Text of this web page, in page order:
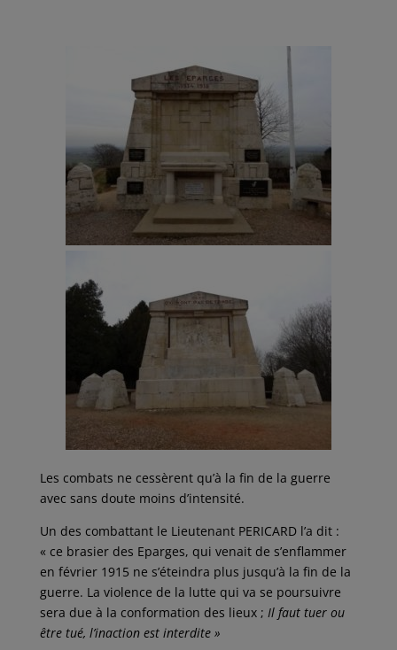
Les combats ne cessèrent qu’à la fin de la guerre
avec sans doute moins d’intensité.
Un des combattant le Lieutenant PERICARD l’a dit :
« ce brasier des Eparges, qui venait de s’enflammer
en février 1915 ne s’éteindra plus jusqu’à la fin de la
guerre. La violence de la lutte qui va se poursuivre
sera due à la conformation des lieux ; Il faut tuer ou
être tué, l’inaction est interdite »